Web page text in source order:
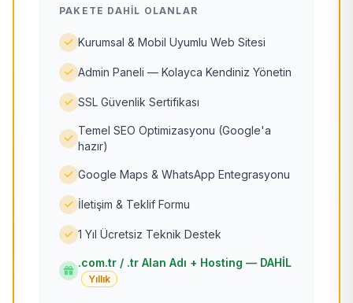
PAKETE DAHIL OLANLAR
Kurumsal & Mobil Uyumlu Web Sitesi
Admin Paneli — Kolayca Kendiniz Yönetin
SSL Güvenlik Sertifikası
Temel SEO Optimizasyonu (Google'a
hazır)
Google Maps & WhatsApp Entegrasyonu
İletişim & Teklif Formu
1 Yıl Ücretsiz Teknik Destek
.com.tr / .tr Alan Adı + Hosting — DAHİL
Yıllık